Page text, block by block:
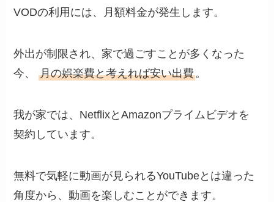
VODの利用には、月額料金が発生します。
外出が制限され、家で過ごすことが多くなった
今、月の娯楽費と考えれば安い出費。
我が家では、NetflixとAmazonプライムビデオを
契約しています。
無料で気軽に動画が見られるYouTubeとは違った
角度から、動画を楽しむことができます。